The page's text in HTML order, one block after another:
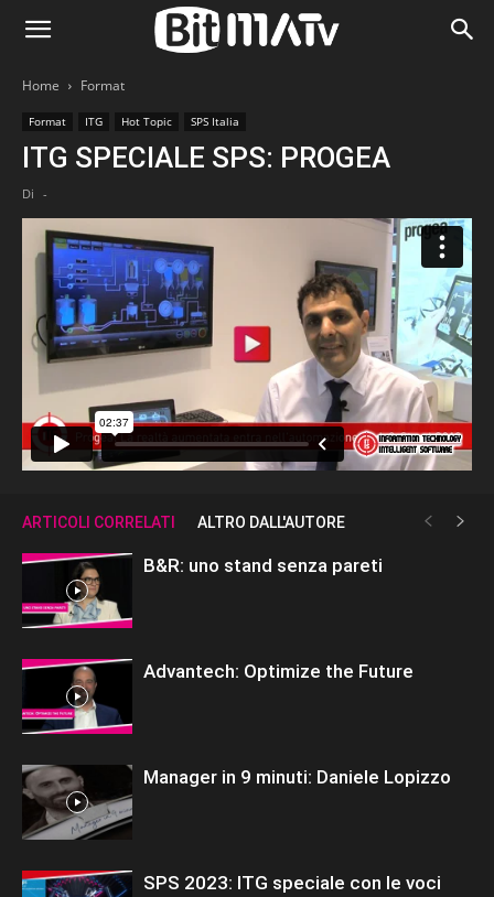
Home Format
Format ITG Hot Topic SPS Italia
ITG SPECIALE SPS: PROGEA
Di -
ARTICOLI CORRELATI ALTRO DALL'AUTORE
B&R: uno stand senza pareti
Advantech: Optimize the Future
Manager in 9 minuti: Daniele Lopizzo
SPS 2023: ITG speciale con le voci